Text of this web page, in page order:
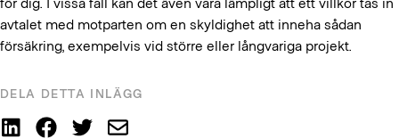
DELA DETTA INLÄGG
avtalet med motparten om en skyldighet att inneha sådan
försäkring, exempelvis vid större eller långvariga projekt.